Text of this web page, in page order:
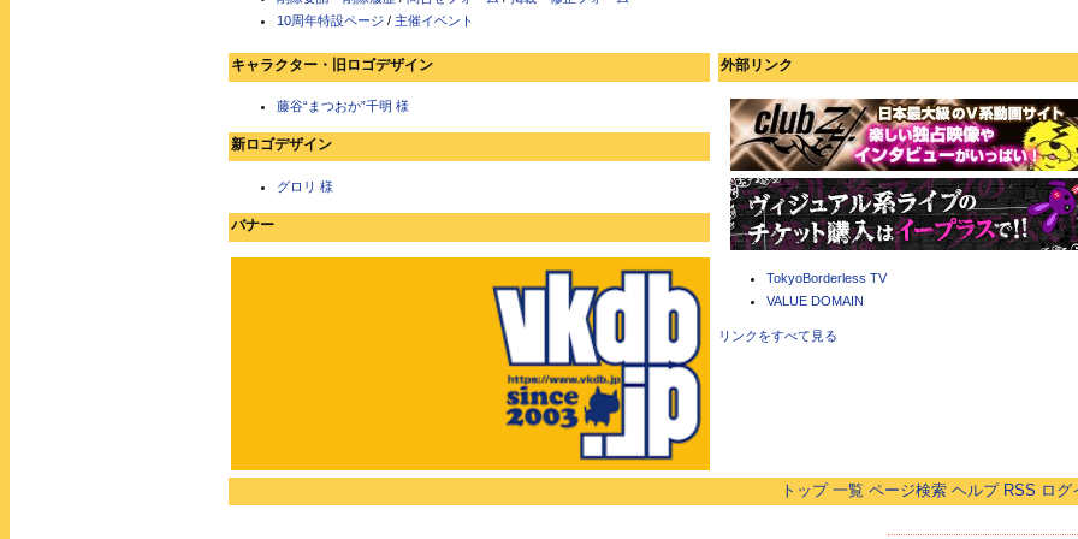
10周年特設ページ / 主催イベント
キャラクター・旧ロゴデザイン
藤谷“まつおか”千明 様
新ロゴデザイン
グロリ 様
バナー
外部リンク
TokyoBorderless TV
VALUE DOMAIN
リンクをすべて見る
トップ 一覧 ページ検索 ヘルプ RSS ログ